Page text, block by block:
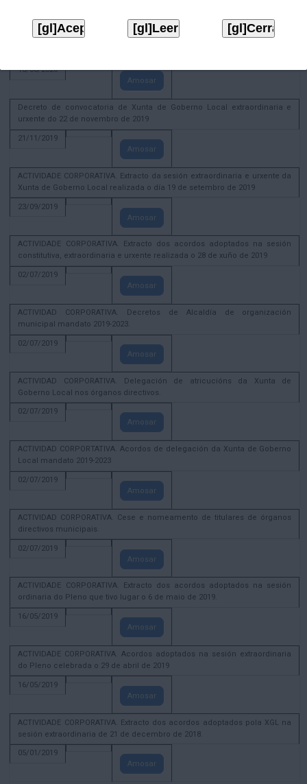
ACTIVIDADE CORPORATIVA. Extracto da Xunta de Goberno Local de 17 de
18/06/2020
Amosar
Decreto de convocatoria de Xunta de Goberno Local extraordinaria e
urxente do 22 de novembro de 2019
21/11/2019
Amosar
ACTIVIDADE CORPORATIVA. Extracto da sesión extraordinaria e urxente da
Xunta de Goberno Local realizada o día 19 de setembro de 2019
23/09/2019
Amosar
ACTIVIDADE CORPORATIVA. Extracto dos acordos adoptados na sesión
constitutiva, extraordinaria e urxente realizada o 28 de xuño de 2019
02/07/2019
Amosar
ACTIVIDAD CORPORATIVA. Decretos de Alcaldía de organización
municipal mandato 2019-2023.
02/07/2019
Amosar
ACTIVIDAD CORPORATIVA. Delegación de atricucións da Xunta de
Goberno Local nos órganos directivos.
02/07/2019
Amosar
ACTIVIDAD CORPORTATIVA. Acordos de delegación da Xunta de Goberno
Local mandato 2019-2023
02/07/2019
Amosar
ACTIVIDAD CORPORATIVA. Cese e nomeamento de titulares de órganos
directivos municipais.
02/07/2019
Amosar
ACTIVIDADE CORPORATIVA. Extracto dos acordos adoptados na sesión
ordinaria do Pleno que tivo lugar o 6 de maio de 2019.
16/05/2019
Amosar
ACTIVIDADE CORPORATIVA. Acordos adoptados na sesión extraordinaria
do Pleno celebrada o 29 de abril de 2019
16/05/2019
Amosar
ACTIVIDADE CORPORATIVA. Extracto dos acordos adoptados pola XGL na
sesión extraordinaria de 21 de decembro de 2018.
05/01/2019
Amosar